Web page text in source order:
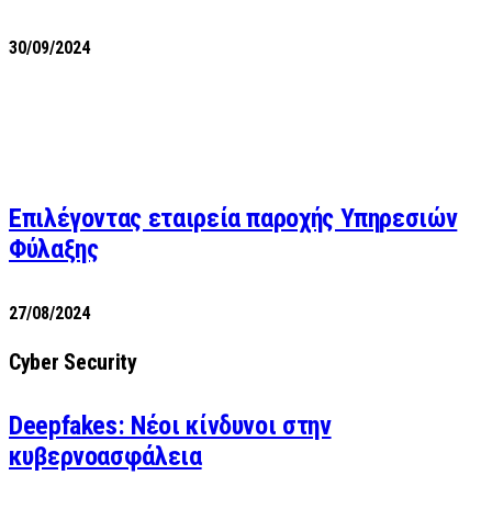
30/09/2024
Επιλέγοντας εταιρεία παροχής Υπηρεσιών
Φύλαξης
27/08/2024
Cyber Security
Deepfakes: Νέοι κίνδυνοι στην
κυβερνοασφάλεια